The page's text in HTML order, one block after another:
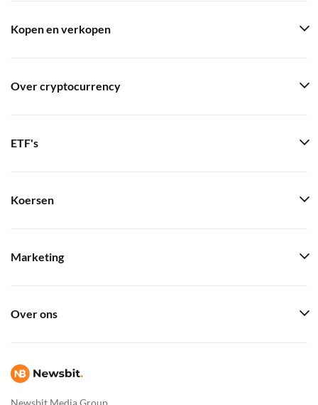
Newsbit Media Group
Kopen en verkopen
Over cryptocurrency
ETF's
Koersen
Marketing
Over ons